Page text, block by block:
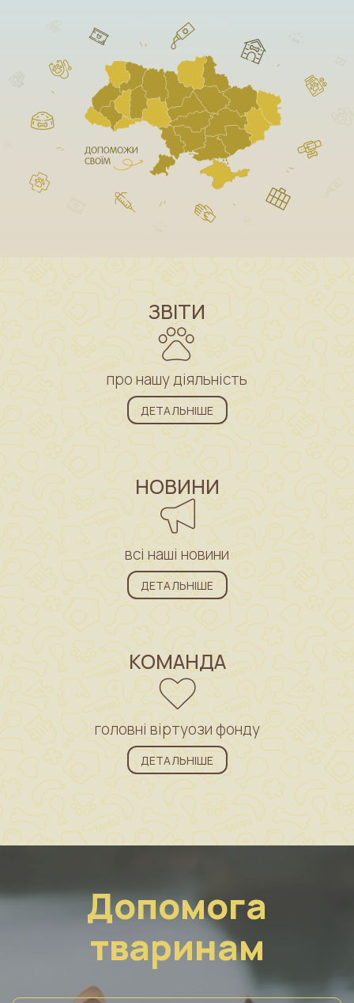
ЗВІТИ
про нашу діяльність
ДЕТАЛЬНІШЕ
НОВИНИ
всі наші новини
ДЕТАЛЬНІШЕ
КОМАНДА
головні віртуози фонду
ДЕТАЛЬНІШЕ
Допомога
тваринам